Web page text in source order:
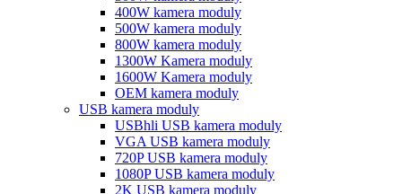
400W kamera moduly
500W kamera moduly
800W kamera moduly
1300W Kamera moduly
1600W Kamera moduly
OEM kamera moduly
USB kamera moduly
USBhli USB kamera moduly
VGA USB kamera moduly
720P USB kamera moduly
1080P USB kamera moduly
2K USB kamera moduly